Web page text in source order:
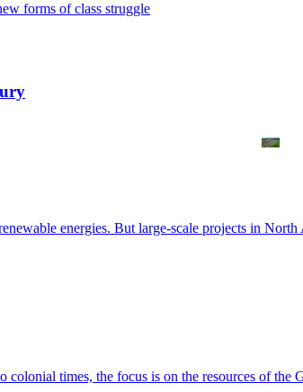
forms of class struggle
energies. But large-scale projects in
times, the focus is on the resources of